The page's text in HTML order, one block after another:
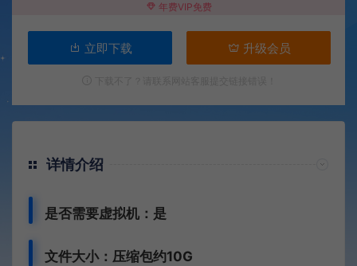
年费VIP免费
立即下载 升级会员
详情介绍
是否需要虚拟机：是
文件大小：压缩包约10G